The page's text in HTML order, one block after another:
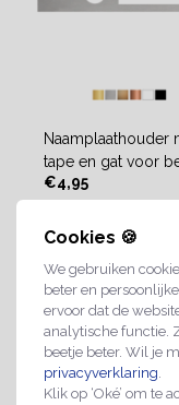
Cookies 🍪
We gebruiken
beter en
ervoor dat de
analytische functie.
beetje beter. Wil je
privacyverklaring
Klik op ‘Oké’ om te
Naamplaathouder
tape en gat voor
€4,95
2-4 werkdagen